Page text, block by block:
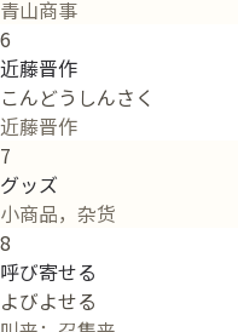
青山商事
6
近藤晋作
こんどうしんさく
近藤晋作
7
グッズ
小商品，杂货
8
呼び寄せる
よびよせる